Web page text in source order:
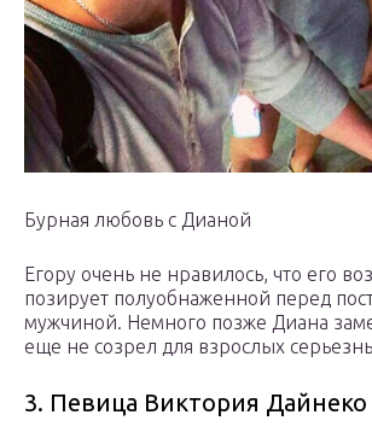
Бурная любовь с Дианой
Егору очень не нравилось, что его
позирует полуобнаженной перед
мужчиной. Немного позже Диана
еще не созрел для взрослых
3. Певица Виктория Дайнеко